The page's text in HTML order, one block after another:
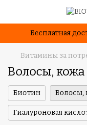
Бесплатная
Витамины за
Волосы,
Биотин Волосы,
Гиалуроновая